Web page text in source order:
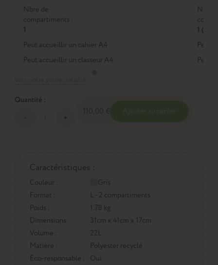
Nbre de
compartiments :
1
Peut accueillir un cahier A4
Peut accueillir un classeur A4
Nbre
1 (M)
Peut
Peut
Quantité :
Caractéristiques :
Couleur :
Gris
Format :
L - 2 compartiments
Poids :
1.78 kg
Dimensions :
31cm x 41cm x 17cm
Volume :
22L
Matière :
Polyester recyclé
Éco-responsable :
Oui